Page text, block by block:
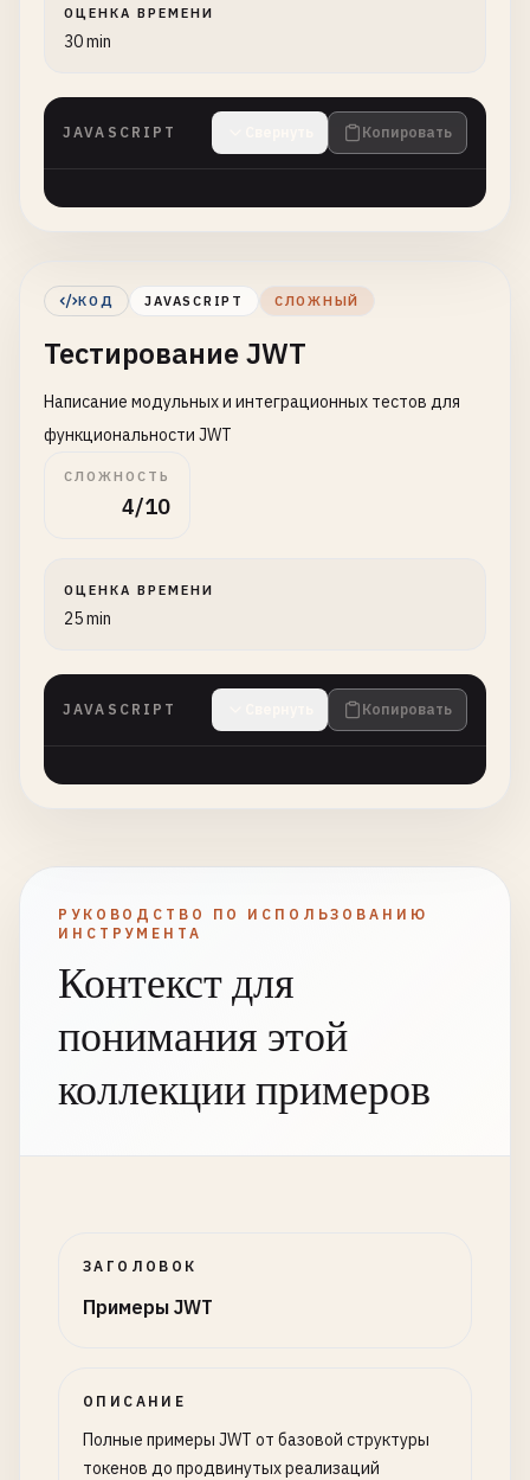
ОЦЕНКА ВРЕМЕНИ
30 min
JAVASCRIPT Копировать
КОД JAVASCRIPT СЛОЖНЫЙ
Тестирование JWT
Написание модульных и интеграционных тестов для
функциональности JWT
СЛОЖНОСТЬ
4/10
ОЦЕНКА ВРЕМЕНИ
25 min
JAVASCRIPT Копировать
РУКОВОДСТВО ПО ИСПОЛЬЗОВАНИЮ
ИНСТРУМЕНТА
Контекст для
понимания этой
коллекции примеров
ЗАГОЛОВОК
Примеры JWT
ОПИСАНИЕ
Полные примеры JWT от базовой структуры
токенов до продвинутых реализаций